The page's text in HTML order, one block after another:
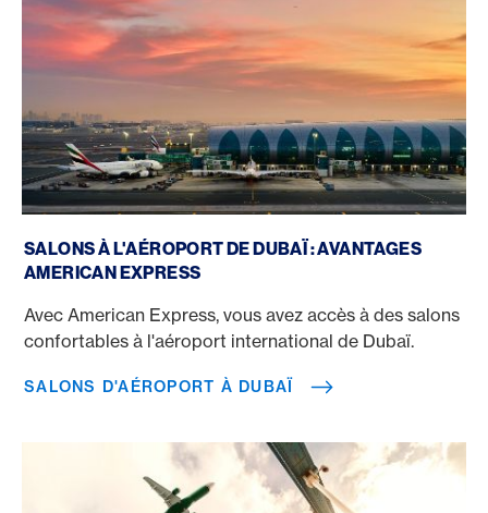
SALONS À L'AÉROPORT DE DUBAÏ : AVANTAGES
AMERICAN EXPRESS
Avec American Express, vous avez accès à des salons
confortables à l'aéroport international de Dubaï.
SALONS D'AÉROPORT À DUBAÏ